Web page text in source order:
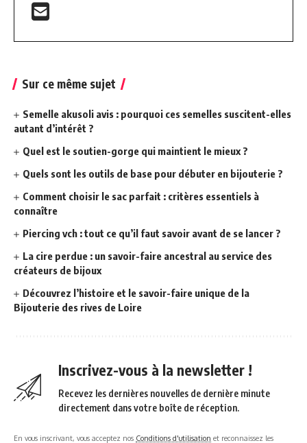
Sur ce même sujet
Semelle akusoli avis : pourquoi ces semelles suscitent-elles
autant d’intérêt ?
Quel est le soutien-gorge qui maintient le mieux ?
Quels sont les outils de base pour débuter en bijouterie ?
Comment choisir le sac parfait : critères essentiels à
connaître
Piercing vch : tout ce qu’il faut savoir avant de se lancer ?
La cire perdue : un savoir-faire ancestral au service des
créateurs de bijoux
Découvrez l’histoire et le savoir-faire unique de la
Bijouterie des rives de Loire
Inscrivez-vous à la newsletter !
Recevez les dernières nouvelles de dernière minute
directement dans votre boîte de réception.
En vous inscrivant, vous acceptez nos Conditions d'utilisation et reconnaissez les